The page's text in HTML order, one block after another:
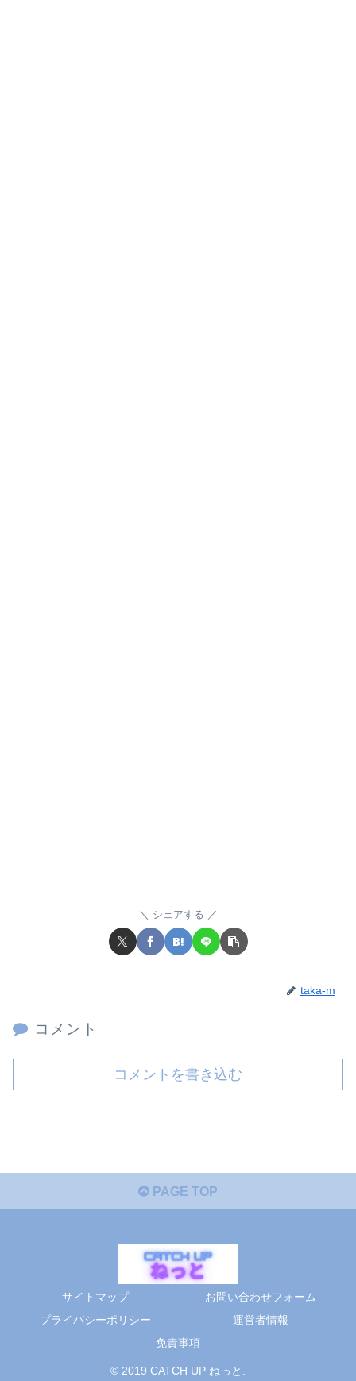
シェアする
taka-m
コメント
コメントを書き込む
PAGE TOP
サイトマップ
お問い合わせフォーム
プライバシーポリシー
運営者情報
免責事項
© 2019 CATCH UP ねっと.